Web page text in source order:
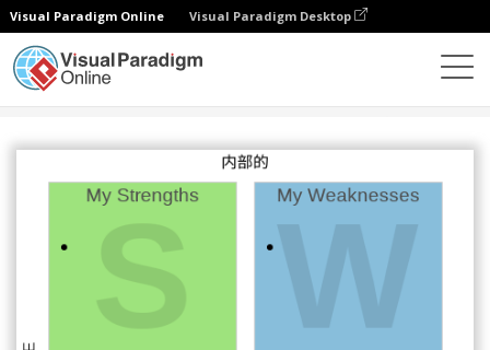
Visual Paradigm Online Visual Paradigm Desktop